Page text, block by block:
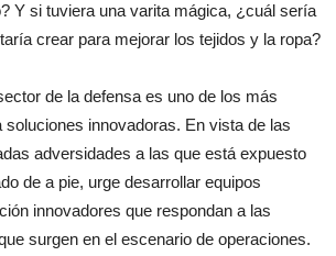
Y si tuviera una varita mágica, ¿cuál sería
crear para mejorar los tejidos y la ropa?
de la defensa es uno de los más
innovadoras. En vista de las
adversidades a las que está expuesto
de a pie, urge desarrollar equipos
innovadores que respondan a las
surgen en el escenario de operaciones.